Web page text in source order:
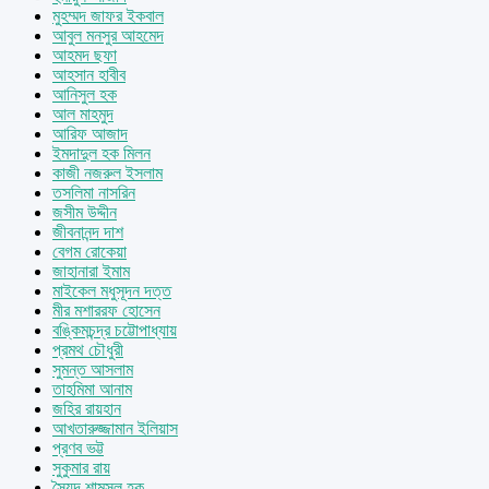
মুহম্মদ জাফর ইকবাল
আবুল মনসুর আহমেদ
আহমদ ছফা
আহসান হাবীব
আনিসুল হক
আল মাহমুদ
আরিফ আজাদ
ইমদাদুল হক মিলন
কাজী নজরুল ইসলাম
তসলিমা নাসরিন
জসীম উদ্দীন
জীবনানন্দ দাশ
বেগম রোকেয়া
জাহানারা ইমাম
মাইকেল মধুসূদন দত্ত
মীর মশাররফ হোসেন
বঙ্কিমচন্দ্র চট্টোপাধ্যায়
প্রমথ চৌধুরী
সুমন্ত আসলাম
তাহমিমা আনাম
জহির রায়হান
আখতারুজ্জামান ইলিয়াস
প্রণব ভট্ট
সুকুমার রায়